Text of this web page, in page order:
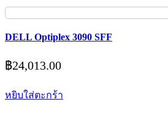
DELL Optiplex 3090 SFF
฿24,013.00
หยิบใส่ตะกร้า